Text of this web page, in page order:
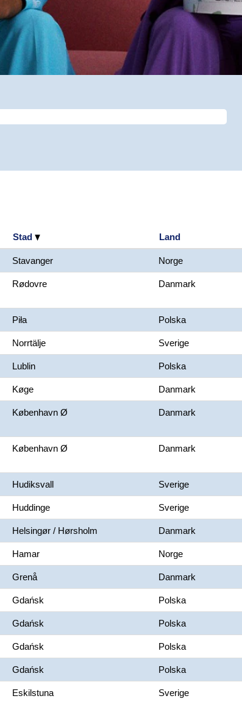
Stad Land
Stavanger Norge
Rødovre Danmark
Piła Polska
Norrtälje Sverige
Lublin Polska
Køge Danmark
København Ø Danmark
København Ø Danmark
Hudiksvall Sverige
Huddinge Sverige
Helsingør / Hørsholm Danmark
Hamar Norge
Grenå Danmark
Gdańsk Polska
Gdańsk Polska
Gdańsk Polska
Gdańsk Polska
Eskilstuna Sverige